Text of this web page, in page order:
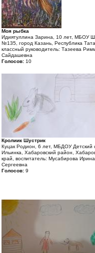
Моя рыбка
Идиятуллина Зарина, 10 лет, МБОУ
№135, город Казань, Республика
классный руководитель: Тазеева
Сайдашевна
Голосов: 10
Кролиик Шустрик
Куцак Родион, 6 лет, МБДОУ Детский
Ильинка, Хабаровский район,
край, воспитатель: Мусабирова Ирина
Сергеевна
Голосов: 9